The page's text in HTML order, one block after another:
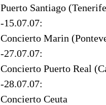
Puerto Santiago
-15.07.07:
Concierto Marin
-27.07.07:
Concierto Puerto Real
-28.07.07:
Concierto Ceuta